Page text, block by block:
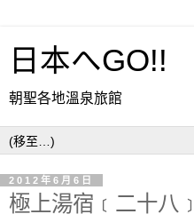
日本へGO!!
朝聖各地溫泉旅館
2012年6月6日
極上湯宿﹝二十八